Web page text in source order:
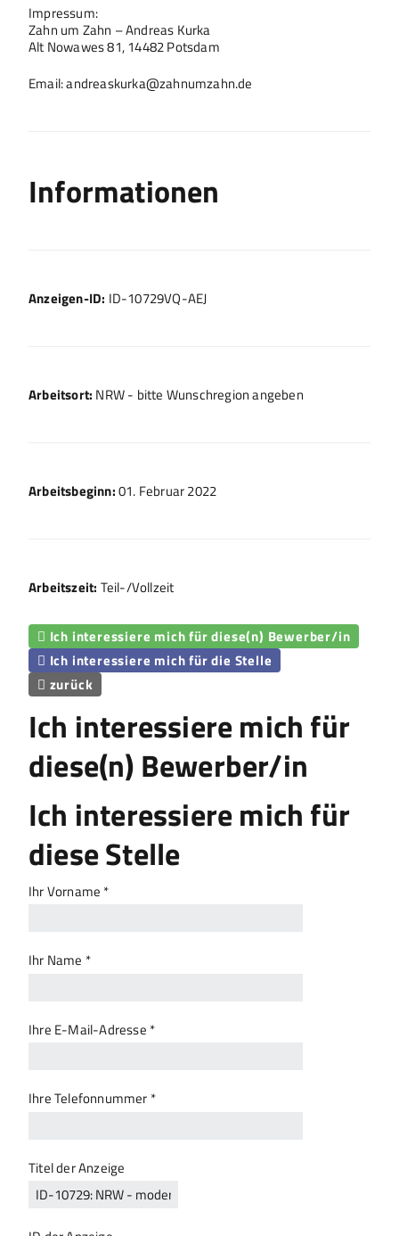
Impressum:
Zahn um Zahn – Andreas Kurka
Alt Nowawes 81, 14482 Potsdam
Email: andreaskurka@zahnumzahn.de
Informationen
Anzeigen-ID: ID-10729VQ-AEJ
Arbeitsort: NRW - bitte Wunschregion angeben
Arbeitsbeginn:01. Februar 2022
Arbeitszeit: Teil-/Vollzeit
 Ich interessiere mich für diese(n) Bewerber/in
 Ich interessiere mich für die Stelle
 zurück
Ich interessiere mich für
diese(n) Bewerber/in
Ich interessiere mich für
diese Stelle
Ihr Vorname *
Ihr Name *
Ihre E-Mail-Adresse *
Ihre Telefonnummer *
Titel der Anzeige